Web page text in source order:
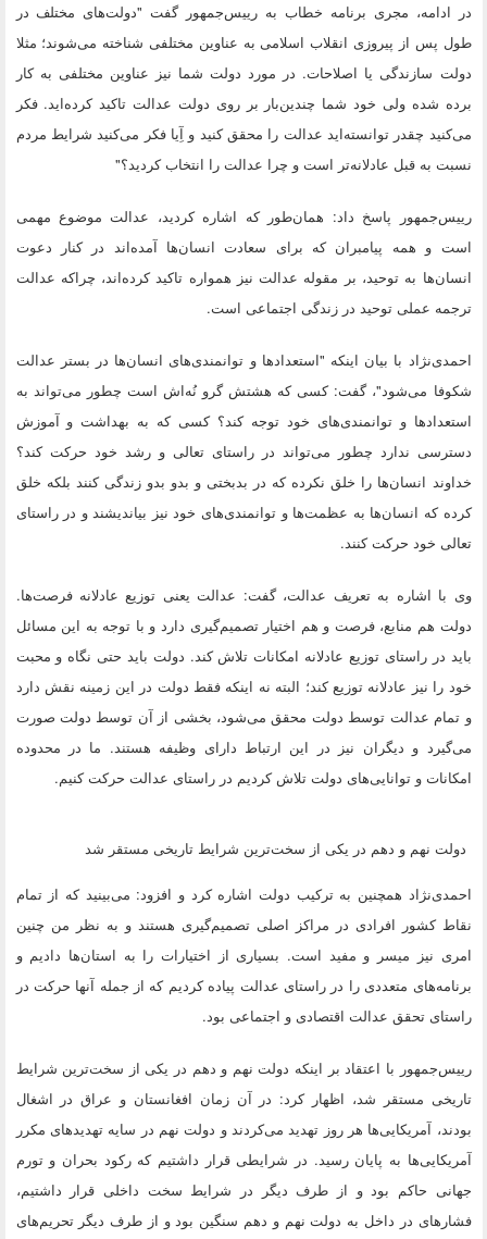
در ادامه، مجری برنامه خطاب به رییس‌جمهور گفت "دولت‌های مختلف در
طول پس از پیروزی انقلاب اسلامی به عناوین مختلفی شناخته می‌شوند؛ مثلا
دولت سازندگی یا اصلاحات. در مورد دولت شما نیز عناوین مختلفی به کار
برده شده ولی خود شما چندین‌بار بر روی دولت عدالت تاکید کرده‌اید. فکر
می‌کنید چقدر توانسته‌اید عدالت را محقق کنید و آِیا فکر می‌کنید شرایط مردم
نسبت به قبل عادلانه‌تر است و چرا عدالت را انتخاب کردید؟"
رییس‌جمهور پاسخ داد: همان‌طور که اشاره کردید، عدالت موضوع مهمی
است و همه پیامبران که برای سعادت انسان‌ها آمده‌اند در کنار دعوت
انسان‌ها به توحید، بر مقوله عدالت نیز همواره تاکید کرده‌اند، چراکه عدالت
ترجمه عملی توحید در زندگی اجتماعی است.
احمدی‌نژاد با بیان اینکه "استعدادها و توانمندی‌های انسان‌ها در بستر عدالت
شکوفا می‌شود"، گفت: کسی که هشتش گرو نُه‌اش است چطور می‌تواند به
استعدادها و توانمندی‌های خود توجه کند؟ کسی که به بهداشت و آموزش
دسترسی ندارد چطور می‌تواند در راستای تعالی و رشد خود حرکت کند؟
خداوند انسان‌ها را خلق نکرده که در بدبختی و بدو بدو زندگی کنند بلکه خلق
کرده که انسان‌ها به عظمت‌ها و توانمندی‌های خود نیز بیاندیشند و در راستای
تعالی خود حرکت کنند.
وی با اشاره به تعریف عدالت، گفت: عدالت یعنی توزیع عادلانه فرصت‌ها.
دولت هم منابع، فرصت و هم اختیار تصمیم‌گیری دارد و با توجه به این مسائل
باید در راستای توزیع عادلانه امکانات تلاش کند. دولت باید حتی نگاه و محبت
خود را نیز عادلانه توزیع کند؛ البته نه اینکه فقط دولت در این زمینه نقش دارد
و تمام عدالت توسط دولت محقق می‌شود، بخشی از آن توسط دولت صورت
می‌گیرد و دیگران نیز در این ارتباط دارای وظیفه هستند. ما در محدوده
امکانات و توانایی‌های دولت تلاش کردیم در راستای عدالت حرکت کنیم.
دولت نهم و دهم در یکی از سخت‌ترین شرایط تاریخی مستقر شد
احمدی‌نژاد همچنین به ترکیب دولت اشاره کرد و افزود: می‌بینید که از تمام
نقاط کشور افرادی در مراکز اصلی تصمیم‌گیری هستند و به نظر من چنین
امری نیز میسر و مفید است. بسیاری از اختیارات را به استان‌ها دادیم و
برنامه‌های متعددی را در راستای عدالت پیاده کردیم که از جمله آنها حرکت در
راستای تحقق عدالت اقتصادی و اجتماعی بود.
رییس‌جمهور با اعتقاد بر اینکه دولت نهم و دهم در یکی از سخت‌ترین شرایط
تاریخی مستقر شد، اظهار کرد: در آن زمان افغانستان و عراق در اشغال
بودند، آمریکایی‌ها هر روز تهدید می‌کردند و دولت نهم در سایه تهدیدهای مکرر
آمریکایی‌ها به پایان رسید. در شرایطی قرار داشتیم که رکود بحران و تورم
جهانی حاکم بود و از طرف دیگر در شرایط سخت داخلی قرار داشتیم،
فشارهای در داخل به دولت نهم و دهم سنگین بود و از طرف دیگر تحریم‌های